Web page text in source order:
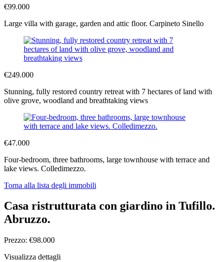
€99.000
Large villa with garage, garden and attic floor. Carpineto Sinello
€249.000
Stunning, fully restored country retreat with 7 hectares of land with
olive grove, woodland and breathtaking views
€47.000
Four-bedroom, three bathrooms, large townhouse with terrace and
lake views. Colledimezzo.
Torna alla lista degli immobili
Casa ristrutturata con giardino in Tufillo.
Abruzzo.
Prezzo: €98.000
Visualizza dettagli